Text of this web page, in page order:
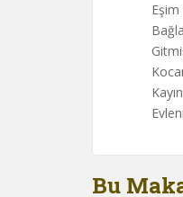
Eşim
Bu